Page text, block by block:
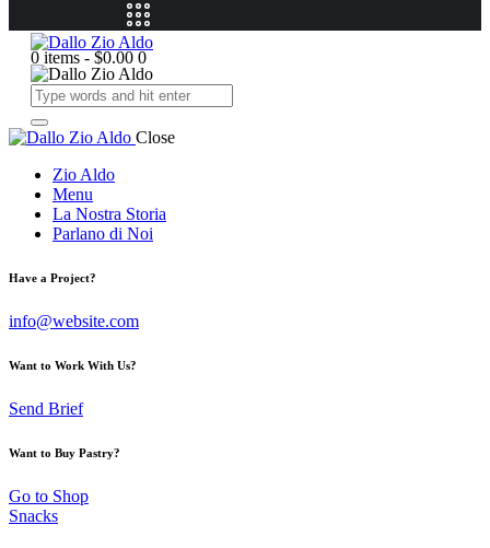
0 items - $0.00 0
Close
Zio Aldo
Menu
La Nostra Storia
Parlano di Noi
Have a Project?
info@website.com
Want to Work With Us?
Send Brief
Want to Buy Pastry?
Go to Shop
Snacks